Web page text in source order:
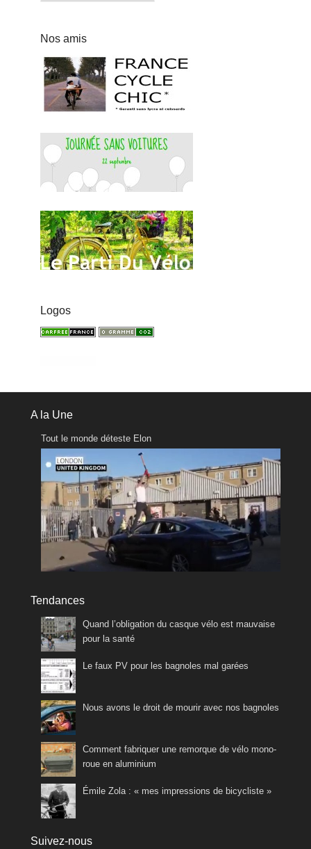
Nos amis
Logos
A la Une
Tout le monde déteste Elon
Tendances
Quand l’obligation du casque vélo est mauvaise
pour la santé
Le faux PV pour les bagnoles mal garées
Nous avons le droit de mourir avec nos bagnoles
Comment fabriquer une remorque de vélo mono-
roue en aluminium
Émile Zola : « mes impressions de bicycliste »
Suivez-nous